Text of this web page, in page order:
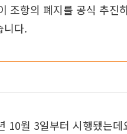
조항의 폐지를 공식 추진
니다.
10월 3일부터 시행됐는데